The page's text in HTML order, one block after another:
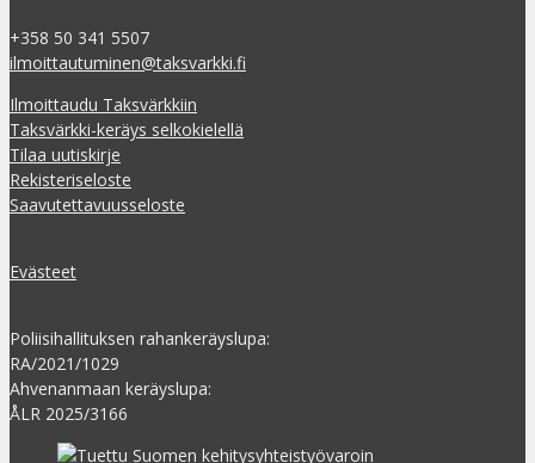
+358 50 341 5507
ilmoittautuminen@taksvarkki.fi
Ilmoittaudu Taksvärkkiin
Taksvärkki-keräys selkokielellä
Tilaa uutiskirje
Rekisteriseloste
Saavutettavuusseloste
Evästeet
Poliisihallituksen rahankeräyslupa:
RA/2021/1029
Ahvenanmaan keräyslupa:
ÅLR 2025/3166